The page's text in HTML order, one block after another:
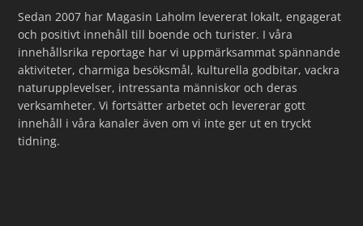
Sedan 2007 har Magasin Laholm levererat lokalt, engagerat
och positivt innehåll till boende och turister. I våra
innehållsrika reportage har vi uppmärksammat spännande
aktiviteter, charmiga besöksmål, kulturella godbitar, vackra
naturupplevelser, intressanta människor och deras
verksamheter. Vi fortsätter arbetet och levererar gott
innehåll i våra kanaler även om vi inte ger ut en tryckt
tidning.